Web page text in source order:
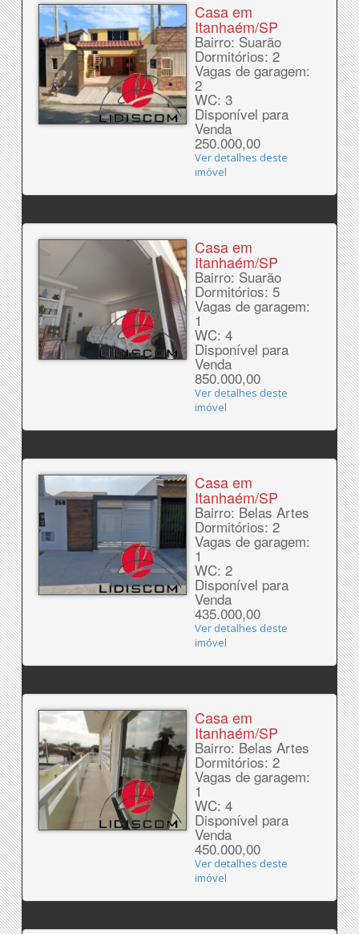
Casa em
Itanhaém/SP
Bairro: Suarão
Dormitórios: 2
Vagas de garagem:
2
WC: 3
Disponível para
Venda
250.000,00
Ver detalhes deste
imóvel
Casa em
Itanhaém/SP
Bairro: Suarão
Dormitórios: 5
Vagas de garagem:
1
WC: 4
Disponível para
Venda
850.000,00
Ver detalhes deste
imóvel
Casa em
Itanhaém/SP
Bairro: Belas Artes
Dormitórios: 2
Vagas de garagem:
1
WC: 2
Disponível para
Venda
435.000,00
Ver detalhes deste
imóvel
Casa em
Itanhaém/SP
Bairro: Belas Artes
Dormitórios: 2
Vagas de garagem:
1
WC: 4
Disponível para
Venda
450.000,00
Ver detalhes deste
imóvel